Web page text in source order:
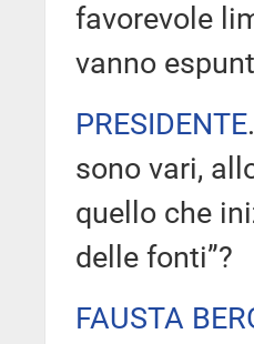
favorevole
vanno
PRESIDENTE
sono vari,
quello che
delle fonti”?
FAUSTA